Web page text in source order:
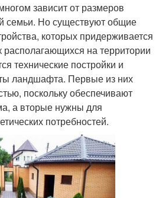
зависит от размеров
семьи. Но существуют общие
которых придерживается
на территории
технические постройки и
ландшафта. Первые из них
поскольку обеспечивают
а вторые нужны для
потребностей.